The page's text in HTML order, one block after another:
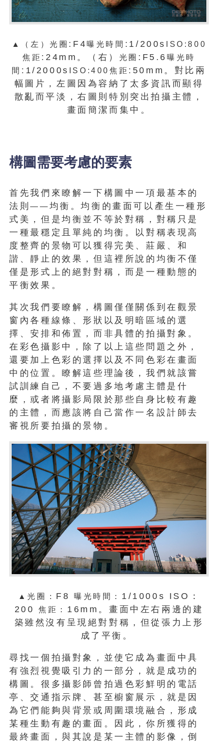
▲（左）光圈 :F4曝光時間 :1/200s
ISO:800
焦距 :24mm。（右） 光圈 :F5.6 曝光時
間 :1/2000s ISO:400 焦距 :50mm。對比兩
幅圖片，左圖因為容納了太多資訊而顯得
散亂而平淡，右圖則特別突出拍攝主體，
畫面簡潔而集中。
構圖需要考慮的要素
首先我們來瞭解一下構圖中一項最基本的
法則—— 均衡。均衡的畫面可以產生一種形
式美，但是均衡並不等於對稱，對稱只是
一種最穩定且單純的均衡。以對稱表現高
度整齊的景物可以獲得完美、莊嚴、和
諧、靜止的效果，但這裡所說的均衡不僅
僅是形式上的絕對對稱，而是一種動態的
平衡效果。
其次我們要瞭解，構圖僅僅關係到在觀景
窗內各種線條、形狀以及明暗區域的選
擇、安排和佈置，而非具體的拍攝對象。
在彩色攝影中，除了以上這些問題之外，
還要加上色彩的選擇以及不同色彩在畫面
中的位置。瞭解這些理論後，我們就該嘗
試訓練自己，不要過多地考慮主體是什
麼，或者將攝影局限於那些自身比較有趣
的主體，而應該將自己當作一名設計師去
審視所要拍攝的景物。
▲光圈： F8 曝光時間： 1/1000s ISO：
200焦距： 16mm。畫面中左右兩邊的建
築雖然沒有呈現絕對對稱，但從張力上形
成了平衡。
尋找一個拍攝對象，並使它成為畫面中具
有強烈視覺吸引力的一部分，就是成功的
構圖。很多攝影師曾拍過色彩鮮明的電話
亭、交通指示牌、甚至櫥窗展示，就是因
為它們能夠與背景或周圍環境融合，形成
某種生動有趣的畫面。因此，你所獲得的
最終畫面，與其說是某一主體的影像，倒